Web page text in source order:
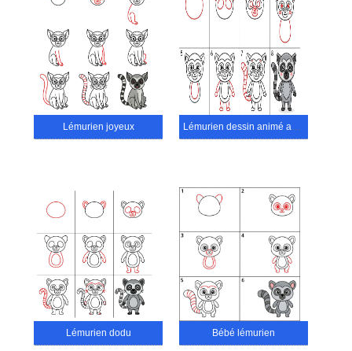
Lémurien joyeux Lémurien dessin animé adorable
Lémurien dodu Bébé lémurien